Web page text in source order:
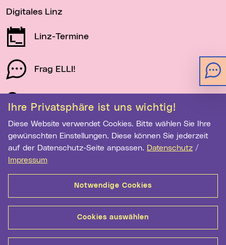
Ihre Privatsphäre ist uns wichtig!
Diese Website verwendet Cookies. Bitte wählen Sie Ihre
gewünschten Einstellungen. Diese können Sie jederzeit
auf der Datenschutz-Seite anpassen. Datenschutz /
Impressum
Notwendige Cookies
Cookies auswählen
Digitales Linz
Linz-Termine
Frag ELLI!
Schau auf Linz
Newsletter-Anmeldung
E-Mail-Adresse eingeben
Anmelden